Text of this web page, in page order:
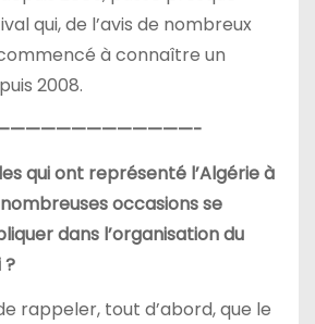
qui, de l’avis de nombreux
à connaître un
2008.
qui ont représenté l’Algérie à
occasions se
dans l’organisation du
?
rappeler, tout d’abord, que le